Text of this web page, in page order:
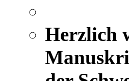
Herzlich